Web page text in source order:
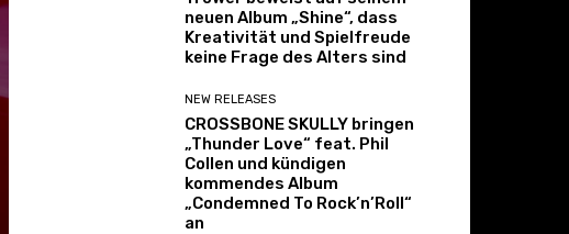
neuen Album „Shine“, dass
Kreativität und Spielfreude
keine Frage des Alters sind
NEW RELEASES
CROSSBONE SKULLY bringen
„Thunder Love“ feat. Phil
Collen und kündigen
kommendes Album
„Condemned To Rock’n’Roll“
an